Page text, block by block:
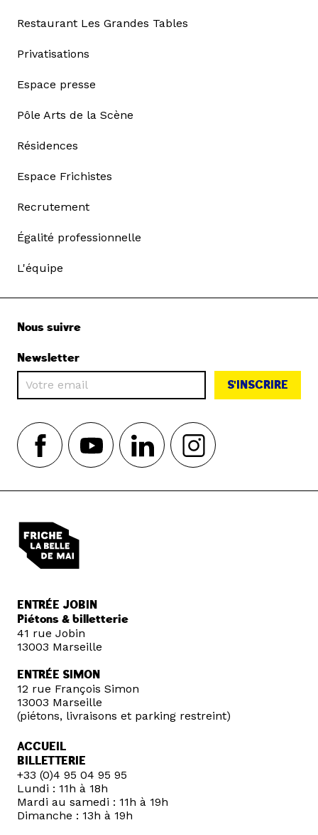
Restaurant Les Grandes Tables
Privatisations
Espace presse
Pôle Arts de la Scène
Résidences
Espace Frichistes
Recrutement
Égalité professionnelle
L'équipe
Nous suivre
Newsletter
S'INSCRIRE
ENTRÉE JOBIN
Piétons & billetterie
41 rue Jobin
13003 Marseille
ENTRÉE SIMON
12 rue François Simon
13003 Marseille
(piétons, livraisons et parking restreint)
ACCUEIL
BILLETTERIE
+33 (0)4 95 04 95 95
Lundi : 11h à 18h
Mardi au samedi : 11h à 19h
Dimanche : 13h à 19h